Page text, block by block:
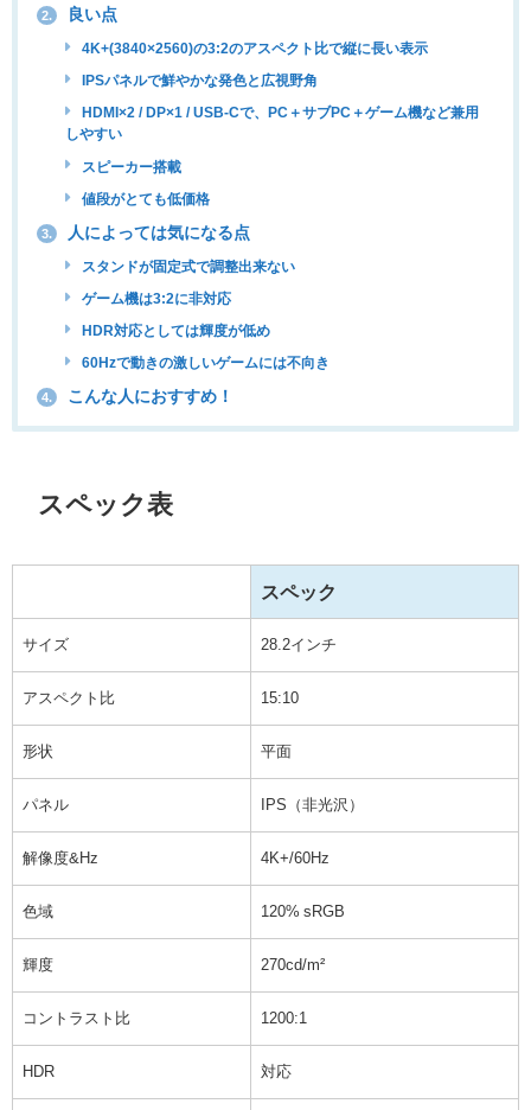
2. 良い点
4K+(3840×2560)の3:2のアスペクト比で縦に長い表示
IPSパネルで鮮やかな発色と広視野角
HDMI×2 / DP×1 / USB-Cで、PC＋サブPC＋ゲーム機など兼用
しやすい
スピーカー搭載
値段がとても低価格
3. 人によっては気になる点
スタンドが固定式で調整出来ない
ゲーム機は3:2に非対応
HDR対応としては輝度が低め
60Hzで動きの激しいゲームには不向き
4. こんな人におすすめ！
スペック表
スペック
サイズ 28.2インチ
アスペクト比 15:10
形状 平面
パネル IPS（非光沢）
解像度&Hz 4K+/60Hz
色域 120% sRGB
輝度 270cd/m²
コントラスト比 1200:1
HDR 対応